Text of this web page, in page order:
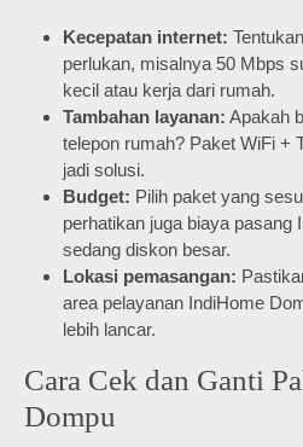
Kecepatan internet:
perlukan, misalnya 50 Mbps
kecil atau kerja dari rumah.
Tambahan layanan: Apakah
telepon rumah? Paket WiFi +
jadi solusi.
Budget: Pilih paket yang
perhatikan juga biaya pasang
sedang diskon besar.
Lokasi pemasangan:
area pelayanan IndiHome
lebih lancar.
Cara Cek dan Ganti
Dompu